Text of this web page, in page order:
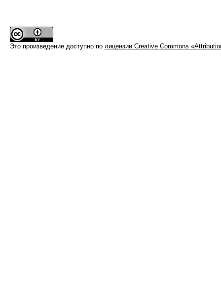
Это произведение доступно по лицензии Creative Commons